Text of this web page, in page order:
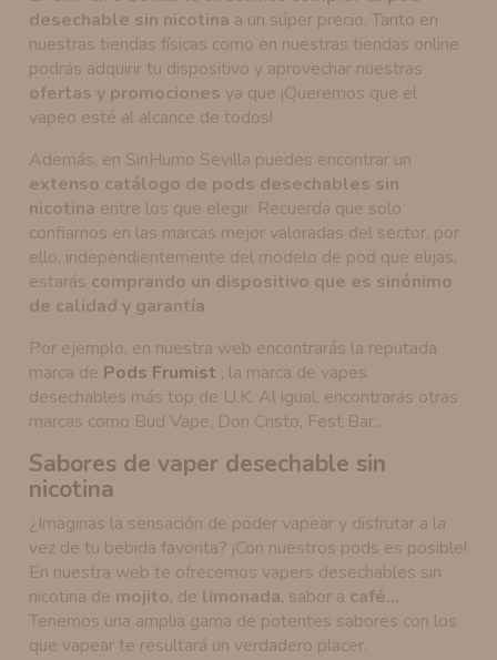
desechable sin nicotina a un súper precio. Tanto en
nuestras tiendas físicas como en nuestras tiendas online
podrás adquirir tu dispositivo y aprovechar nuestras
ofertas y promociones ya que ¡Queremos que el
vapeo esté al alcance de todos!
Además, en SinHumo Sevilla puedes encontrar un
extenso catálogo de pods desechables sin
nicotina entre los que elegir. Recuerda que solo
confiamos en las marcas mejor valoradas del sector, por
ello, independientemente del modelo de pod que elijas,
estarás comprando un dispositivo que es sinónimo
de calidad y garantía.
Por ejemplo, en nuestra web encontrarás la reputada
marca de Pods Frumist , la marca de vapes
desechables más top de U.K. Al igual, encontrarás otras
marcas como Bud Vape, Don Cristo, Fest Bar…
Sabores de vaper desechable sin
nicotina
¿Imaginas la sensación de poder vapear y disfrutar a la
vez de tu bebida favorita? ¡Con nuestros pods es posible!
En nuestra web te ofrecemos vapers desechables sin
nicotina de mojito, de limonada, sabor a café…
Tenemos una amplia gama de potentes sabores con los
que vapear te resultará un verdadero placer.